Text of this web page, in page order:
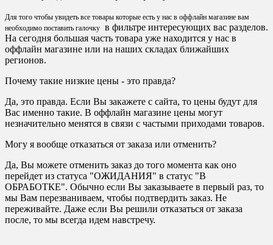
Для того чтобы увидеть все товары которые есть у нас в оффлайн магазине вам
необходимо поставить галочку в фильтре интересующих вас разделов.
На сегодня большая часть товара уже находится у нас в
оффлайн магазине или на наших складах ближайших
регионов.
Почему такие низкие цены - это правда?
Да, это правда. Если Вы закажете с сайта, то цены будут для
Вас именно такие. В оффлайн магазине цены могут
незначительно менятся в связи с частыми приходами товаров.
Могу я вообще отказаться от заказа или отменить?
Да, Вы можете отменить заказ до того момента как оно
перейдет из статуса "ОЖИДАНИЯ" в статус "В
ОБРАБОТКЕ". Обычно если Вы заказываете в первый раз, то
мы Вам перезваниваем, чтобы подтвердить заказ. Не
переживайте. Даже если Вы решили отказаться от заказа
после, то мы всегда идем навстречу.